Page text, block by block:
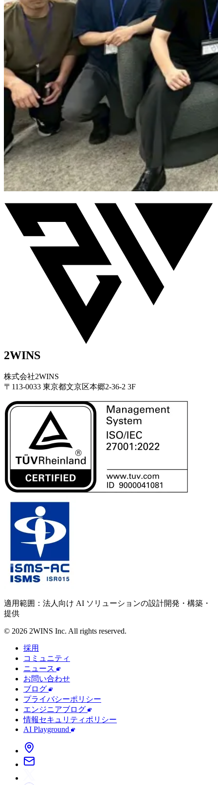
2WINS
株式会社2WINS
〒113-0033 東京都文京区本郷2-36-2 3F
適用範囲：法人向け AI ソリューションの設計開発・構築・
提供
© 2026 2WINS Inc. All rights reserved.
採用
コミュニティ
ニュース
お問い合わせ
ブログ
プライバシーポリシー
エンジニアブログ
情報セキュリティポリシー
AI Playground